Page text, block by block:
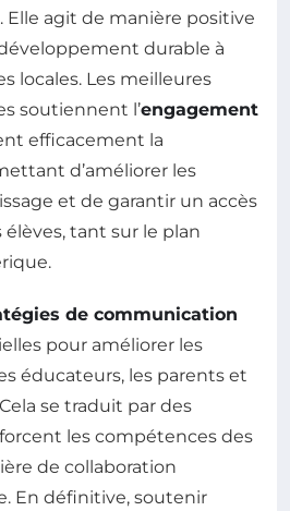
Elle agit de manière positive
durable à
locales. Les meilleures
soutiennent l’engagement
efficacement la
d’améliorer les
et de garantir un accès
tant sur le plan
de communication
pour améliorer les
éducateurs, les parents et
se traduit par des
les compétences des
de collaboration
En définitive, soutenir